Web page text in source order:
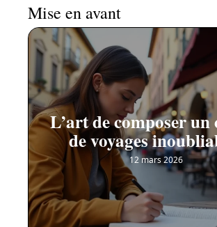
Mise en avant
L’art de composer un
de voyages
12 mars 2026